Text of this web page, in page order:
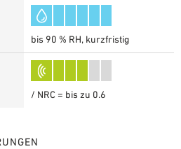
bis 90 % RH, kurzfristig
/ NRC = bis zu 0.6